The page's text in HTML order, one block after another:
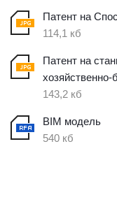
Патент на
114,1 кб
Патент на
143,2 кб
BIM модель
540 кб